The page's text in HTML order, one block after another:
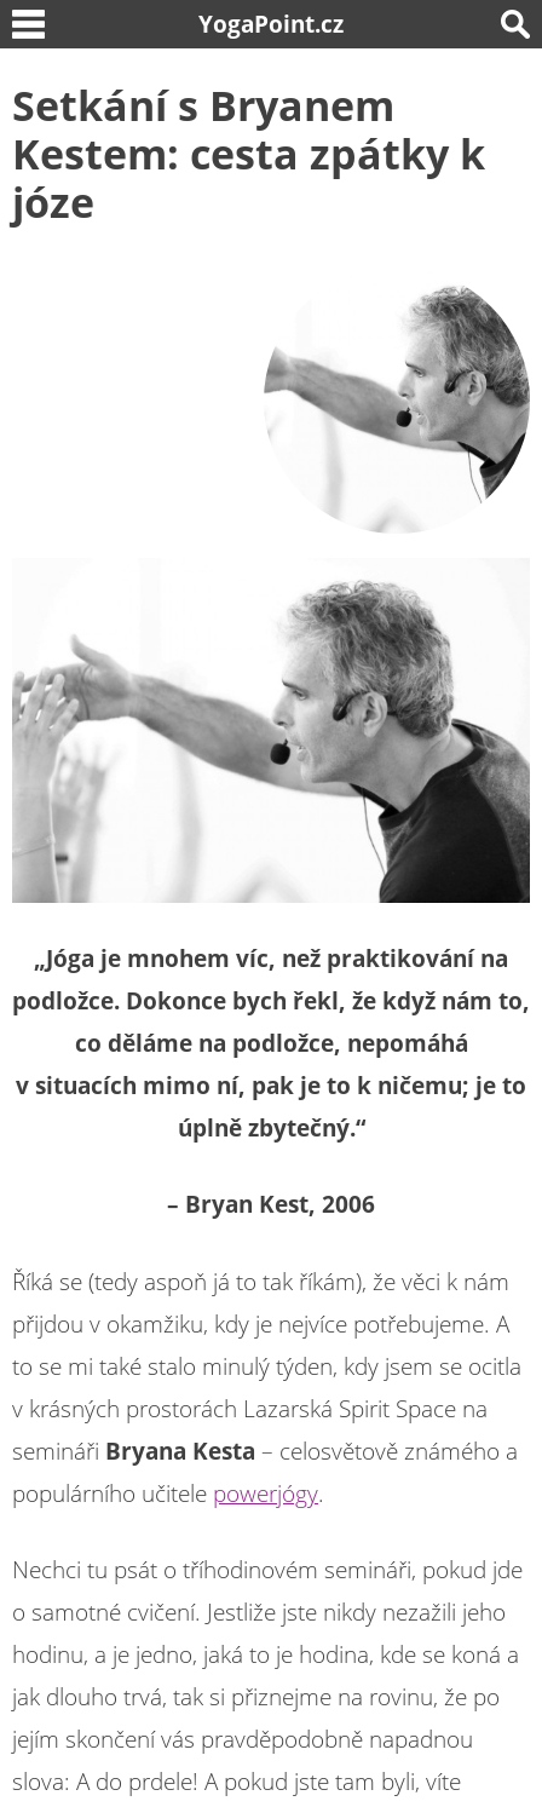
YogaPoint.cz
Setkání s Bryanem
Kestem: cesta zpátky k
józe
„Jóga je mnohem víc, než praktikování na
podložce. Dokonce bych řekl, že když nám to,
co děláme na podložce, nepomáhá
v situacích mimo ní, pak je to k ničemu; je to
úplně zbytečný.“
– Bryan Kest, 2006
Říká se (tedy aspoň já to tak říkám), že věci k nám
přijdou v okamžiku, kdy je nejvíce potřebujeme. A
to se mi také stalo minulý týden, kdy jsem se ocitla
v krásných prostorách Lazarská Spirit Space na
semináři Bryana Kesta – celosvětově známého a
populárního učitele powerjógy.
Nechci tu psát o tříhodinovém semináři, pokud jde
o samotné cvičení. Jestliže jste nikdy nezažili jeho
hodinu, a je jedno, jaká to je hodina, kde se koná a
jak dlouho trvá, tak si přiznejme na rovinu, že po
jejím skončení vás pravděpodobně napadnou
slova: A do prdele! A pokud jste tam byli, víte